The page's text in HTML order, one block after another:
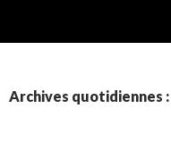
Archives quotidiennes :